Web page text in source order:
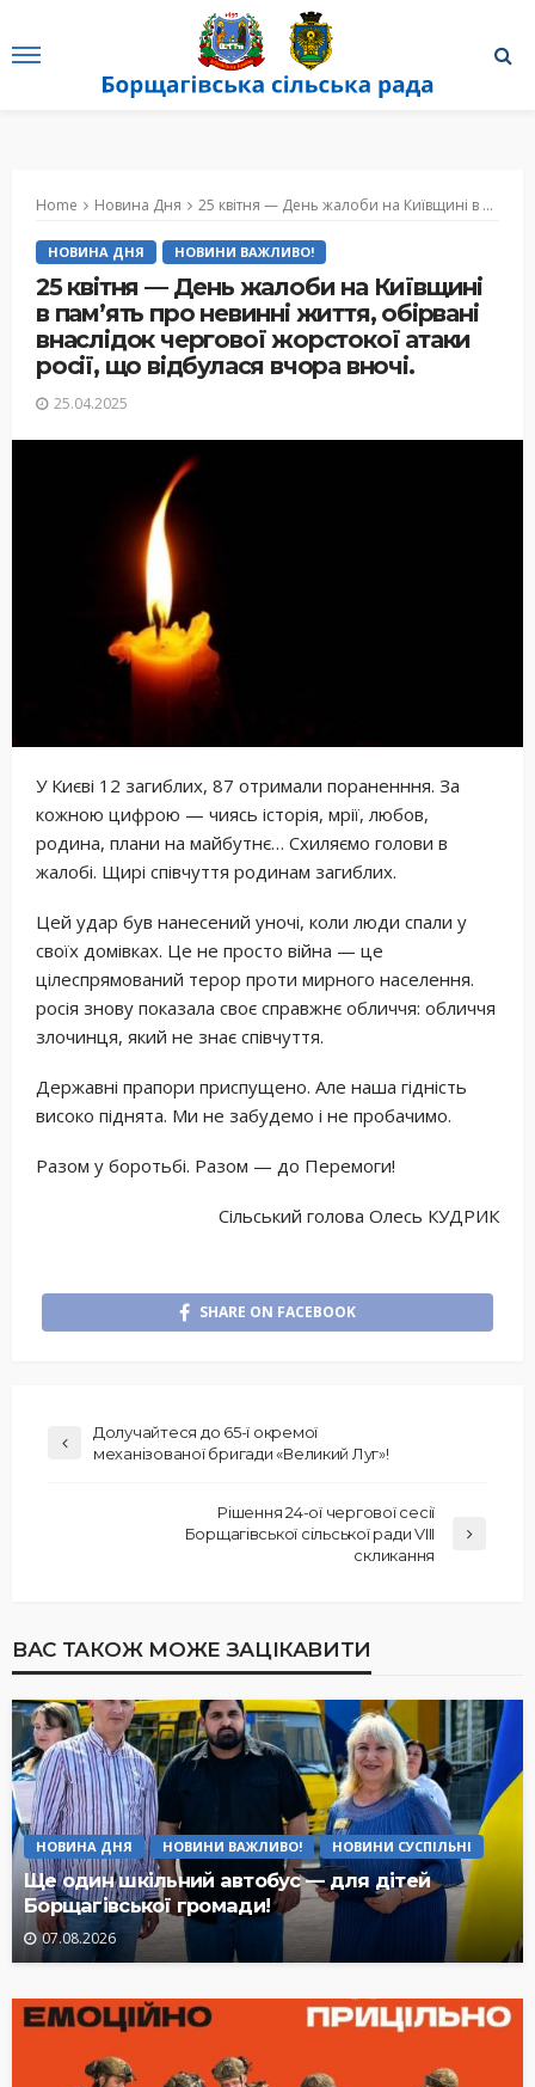
Home Новина Дня 25 квітня — День жалоби на Київщині в пам’ять про невинні життя, обірвані внаслідок чергової жорстокої атаки росії, що відбулася вчора вночі.
НОВИНА ДНЯ НОВИНИ ВАЖЛИВО!
25 квітня — День жалоби на Київщині
в пам’ять про невинні життя, обірвані
внаслідок чергової жорстокої атаки
росії, що відбулася вчора вночі.
25.04.2025
У Києві 12 загиблих, 87 отримали пораненння. За
кожною цифрою — чиясь історія, мрії, любов,
родина, плани на майбутнє… Схиляємо голови в
жалобі. Щирі співчуття родинам загиблих.
Цей удар був нанесений уночі, коли люди спали у
своїх домівках. Це не просто війна — це
цілеспрямований терор проти мирного населення.
росія знову показала своє справжнє обличчя: обличчя
злочинця, який не знає співчуття.
Державні прапори приспущено. Але наша гідність
високо піднята. Ми не забудемо і не пробачимо.
Разом у боротьбі. Разом — до Перемоги!
Сільський голова Олесь КУДРИК
SHARE ON FACEBOOK
Долучайтеся до 65-ї окремої
механізованої бригади «Великий Луг»!
Рішення 24-ої чергової сесії
Борщагівської сільської ради VIII
скликання
ВАС ТАКОЖ МОЖЕ ЗАЦІКАВИТИ
НОВИНА ДНЯ НОВИНИ ВАЖЛИВО! НОВИНИ СУСПІЛЬНІ
Ще один шкільний автобус — для дітей
Борщагівської громади!
07.08.2026